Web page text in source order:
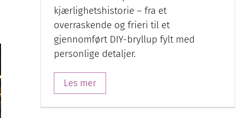
kjærlighetshistorie – fra et
overraskende og frieri til et
gjennomført DIY-bryllup fylt med
personlige detaljer.
Les mer